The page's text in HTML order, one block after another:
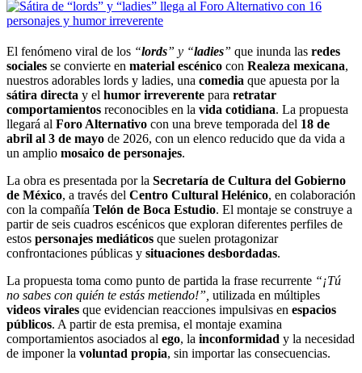
El fenómeno viral de los “lords” y “ladies” que inunda las redes
sociales se convierte en material escénico con Realeza mexicana,
nuestros adorables lords y ladies, una comedia que apuesta por la
sátira directa y el humor irreverente para retratar
comportamientos reconocibles en la vida cotidiana. La propuesta
llegará al Foro Alternativo con una breve temporada del 18 de
abril al 3 de mayo de 2026, con un elenco reducido que da vida a
un amplio mosaico de personajes.
La obra es presentada por la Secretaría de Cultura del Gobierno
de México, a través del Centro Cultural Helénico, en colaboración
con la compañía Telón de Boca Estudio. El montaje se construye a
partir de seis cuadros escénicos que exploran diferentes perfiles de
estos personajes mediáticos que suelen protagonizar
confrontaciones públicas y situaciones desbordadas.
La propuesta toma como punto de partida la frase recurrente “¡Tú
no sabes con quién te estás metiendo!”, utilizada en múltiples
videos virales que evidencian reacciones impulsivas en espacios
públicos. A partir de esta premisa, el montaje examina
comportamientos asociados al ego, la inconformidad y la necesidad
de imponer la voluntad propia, sin importar las consecuencias.